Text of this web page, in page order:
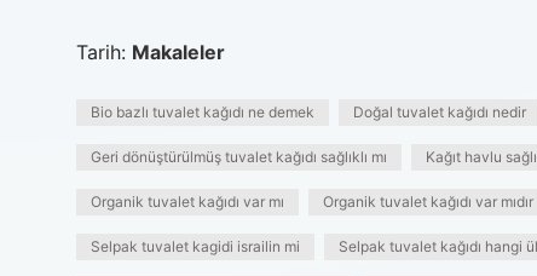
Tarih: Makaleler
Bio bazlı tuvalet kağıdı ne demek Doğal tuvalet kağıdı nedir
Geri dönüştürülmüş tuvalet kağıdı sağlıklı mı Kağıt havlu
Organik tuvalet kağıdı var mı Organik tuvalet kağıdı var mıdır
Selpak tuvalet kagidi israilin mi Selpak tuvalet kağıdı hangi